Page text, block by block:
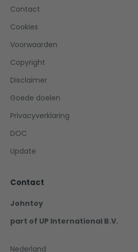
Contact
Cookies
Voorwaarden
Copyright
Disclaimer
Goede doelen
Privacyverklaring
DOC
Update
Contact
Johntoy
part of UP International B.V.
Nederland